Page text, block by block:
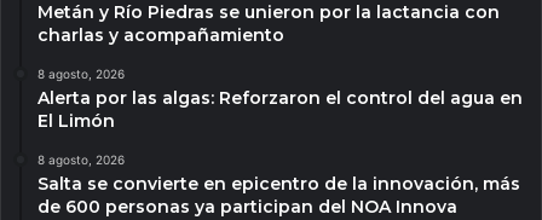
Metán y Río Piedras se unieron por la lactancia con
charlas y acompañamiento
8 agosto, 2026
Alerta por las algas: Reforzaron el control del agua en
El Limón
8 agosto, 2026
Salta se convierte en epicentro de la innovación, más
de 600 personas ya participan del NOA Innova